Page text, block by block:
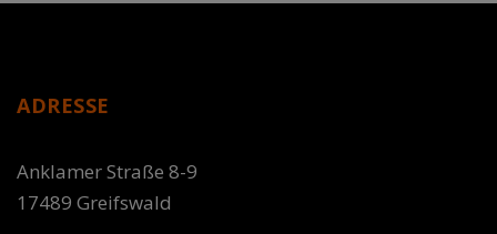
ADRESSE
Anklamer Straße 8-9
17489 Greifswald